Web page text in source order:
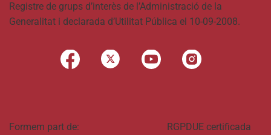
Registre de grups d’interès de l’Administració de la
Generalitat i declarada d’Utilitat Pública el 10-09-2008.
Formem part de:
RGPDUE certificada